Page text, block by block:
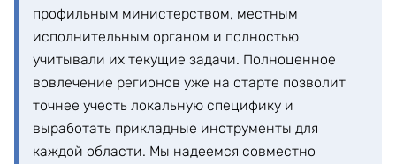
профильным министерством, местным
исполнительным органом и полностью
учитывали их текущие задачи. Полноценное
вовлечение регионов уже на старте позволит
точнее учесть локальную специфику и
выработать прикладные инструменты для
каждой области. Мы надеемся совместно